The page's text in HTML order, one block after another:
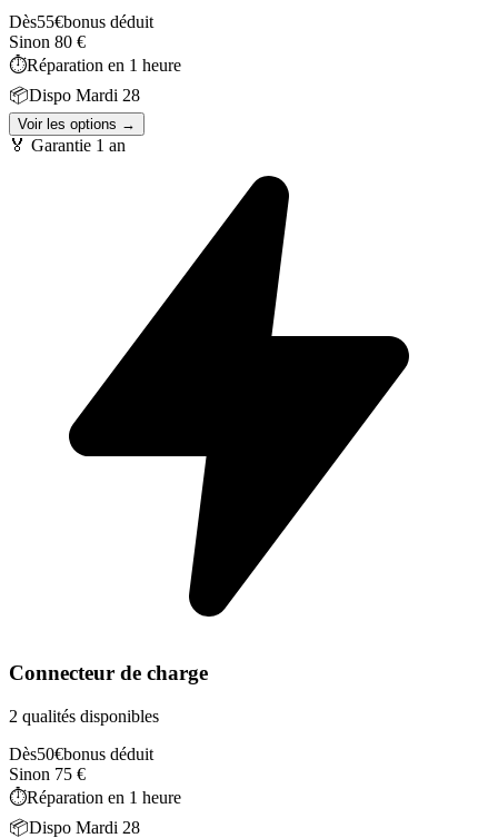
Dès55€bonus déduit
Sinon 80 €
⏱️Réparation en 1 heure
📦Dispo Mardi 28
Voir les options →
🏅 Garantie 1 an
Connecteur de charge
2 qualités disponibles
Dès50€bonus déduit
Sinon 75 €
⏱️Réparation en 1 heure
📦Dispo Mardi 28